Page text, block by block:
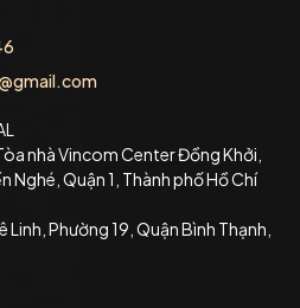
nhà Vincom Center Đồng Khởi,
Nghé, Quận 1, Thành phố Hồ Chí
Phường 19, Quận Bình Thạnh,